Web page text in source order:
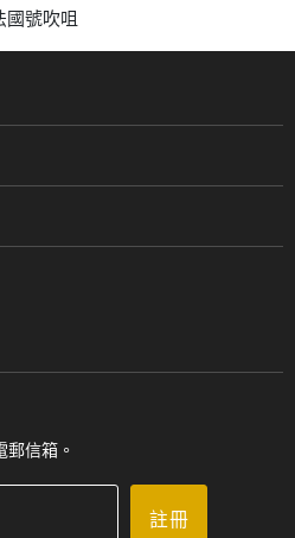
號吹咀
們
到我們
上找到我們
信箱。
註冊